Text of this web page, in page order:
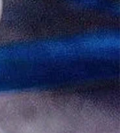
รตั้งแต่แรกแล้ว
นฉบับปรับปรุงไปยัง
ารพิจารณาเสร็จ
เสนอข่าวว่า